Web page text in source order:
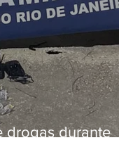
drogas durante